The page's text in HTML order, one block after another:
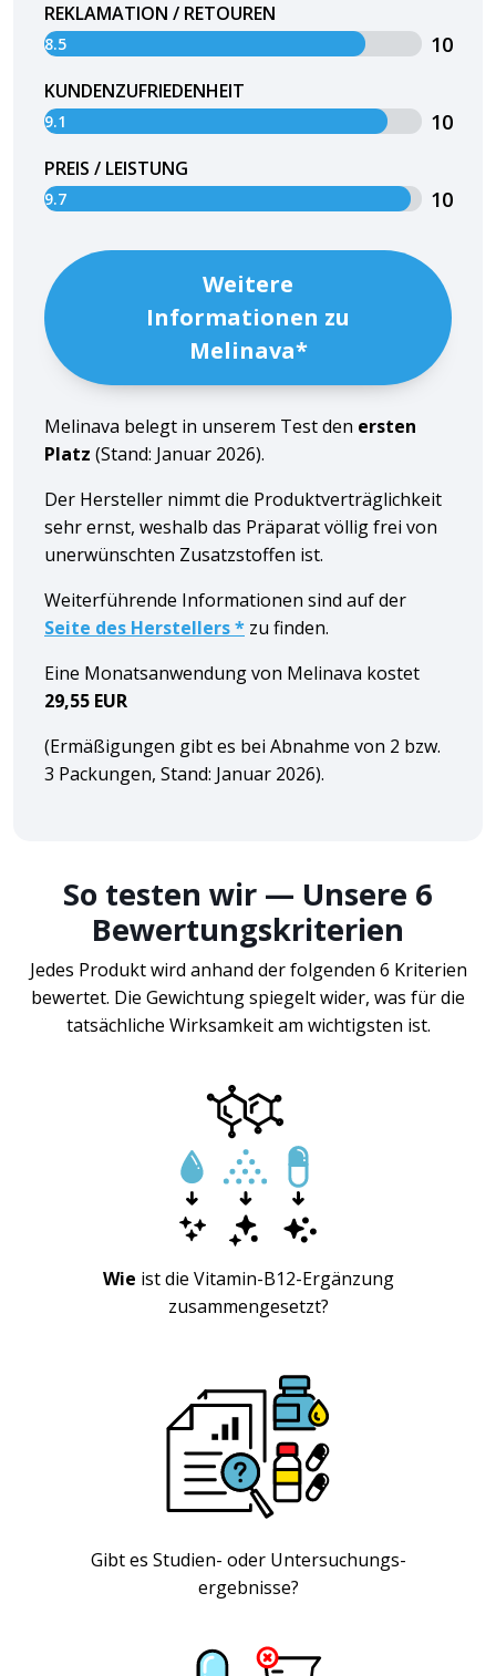
REKLAMATION / RETOUREN
8.5 10
KUNDENZUFRIEDENHEIT
9.1 10
PREIS / LEISTUNG
9.7 10
Weitere
Informationen zu
Melinava*
Melinava belegt in unserem Test den ersten
Platz (Stand: Januar 2026).
Der Hersteller nimmt die Produktverträglichkeit
sehr ernst, weshalb das Präparat völlig frei von
unerwünschten Zusatzstoffen ist.
Weiterführende Informationen sind auf der
Seite des Herstellers * zu finden.
Eine Monatsanwendung von Melinava kostet
29,55 EUR
(Ermäßigungen gibt es bei Abnahme von 2 bzw.
3 Packungen, Stand: Januar 2026).
So testen wir — Unsere 6
Bewertungskriterien
Jedes Produkt wird anhand der folgenden 6 Kriterien
bewertet. Die Gewichtung spiegelt wider, was für die
tatsächliche Wirksamkeit am wichtigsten ist.
Wie ist die Vitamin-B12-Ergänzung
zusammengesetzt?
Gibt es Studien- oder Untersuchungs-
ergebnisse?